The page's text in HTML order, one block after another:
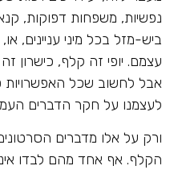
נפשיות, משפחות דפוקות,
ביש-מזל בכל מיני עניינים,
עצמם. יופי זה קלף, כישרון
אבל לחשוב שכל האפשרויות
לעצמנו על חקר הדברים
ורק על אלו מדברים
הקלף. אף אחד מהם לבדו